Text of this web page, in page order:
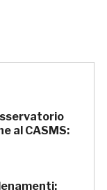
al CASMS: